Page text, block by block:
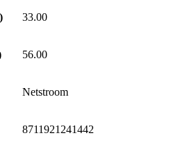
33.00
56.00
Netstroom
8711921241442